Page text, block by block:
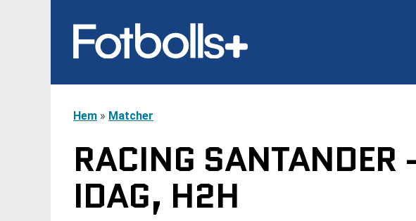
Hem » Matcher
RACING SANTANDER
IDAG, H2H